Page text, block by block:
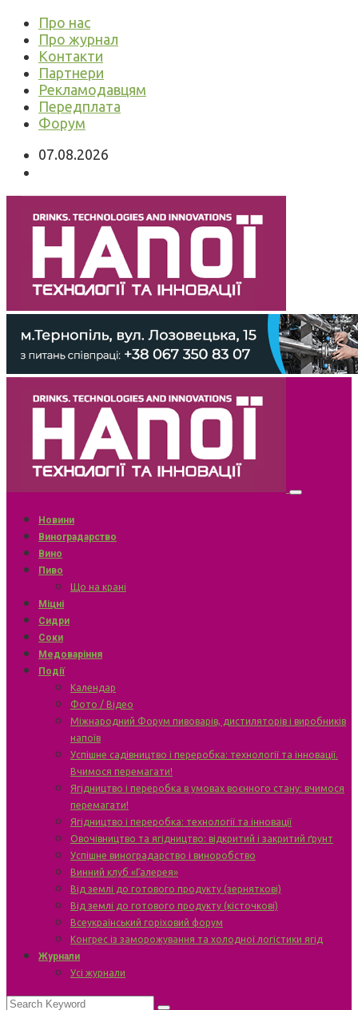
Про нас
Про журнал
Контакти
Партнери
Рекламодавцям
Передплата
Форум
07.08.2026
Новини
Виноградарство
Вино
Пиво
Що на крані
Міцні
Сидри
Соки
Медоваріння
Події
Календар
Фото / Відео
Міжнародний Форум пивоварів, дистиляторів і виробників
напоїв
Успішне садівництво і переробка: технології та інновації.
Вчимося перемагати!
Ягідництво і переробка в умовах воєнного стану: вчимося
перемагати!
Ягідництво і переробка: технології та інновації
Овочівництво та ягідництво: відкритий і закритий ґрунт
Успішне виноградарство і виноробство
Винний клуб «Галерея»
Від землі до готового продукту (зерняткові)
Від землі до готового продукту (кісточкові)
Всеукраїнський горіховий форум
Конгрес із заморожування та холодної логістики ягід
Журнали
Усі журнали